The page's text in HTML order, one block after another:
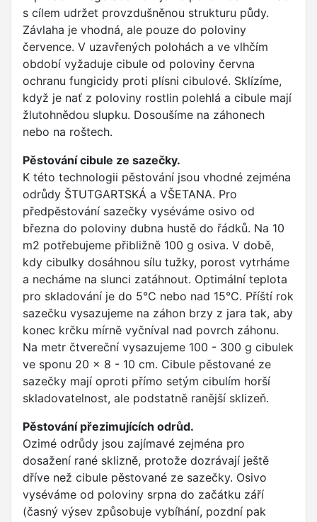
s cílem udržet provzdušněnou strukturu půdy.
Závlaha je vhodná, ale pouze do poloviny
července. V uzavřených polohách a ve vlhčím
období vyžaduje cibule od poloviny června
ochranu fungicidy proti plísni cibulové. Sklízíme,
když je nať z poloviny rostlin polehlá a cibule mají
žlutohnědou slupku. Dosoušíme na záhonech
nebo na roštech.
Pěstování cibule ze sazečky.
K této technologii pěstování jsou vhodné zejména
odrůdy ŠTUTGARTSKÁ a VŠETANA. Pro
předpěstování sazečky vyséváme osivo od
března do poloviny dubna hustě do řádků. Na 10
m2 potřebujeme přibližně 100 g osiva. V době,
kdy cibulky dosáhnou sílu tužky, porost vytrháme
a necháme na slunci zatáhnout. Optimální teplota
pro skladování je do 5°C nebo nad 15°C. Příští rok
sazečku vysazujeme na záhon brzy z jara tak, aby
konec krčku mírně vyčníval nad povrch záhonu.
Na metr čtvereční vysazujeme 100 - 300 g cibulek
ve sponu 20 x 8 - 10 cm. Cibule pěstované ze
sazečky mají oproti přímo setým cibulím horší
skladovatelnost, ale podstatně ranější sklizeň.
Pěstování přezimujících odrůd.
Ozimé odrůdy jsou zajímavé zejména pro
dosažení rané sklizně, protože dozrávají ještě
dříve než cibule pěstované ze sazečky. Osivo
vyséváme od poloviny srpna do začátku září
(časný výsev způsobuje vybíhání, pozdní pak